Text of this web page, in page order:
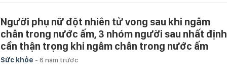
Người phụ nữ đột nhiên tử vong sau khi ngâm
chân trong nước ấm, 3 nhóm người sau nhất định
cần thận trọng khi ngâm chân trong nước ấm
Sức khỏe - 6 năm trước